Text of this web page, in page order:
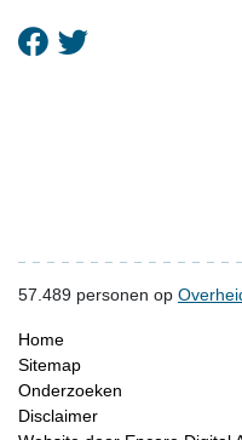
57.489 personen op
Home
Sitemap
Onderzoeken
Disclaimer